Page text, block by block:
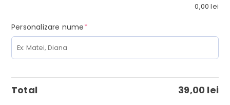
0,00lei
Personalizare nume*(required)
Total 39,00 lei